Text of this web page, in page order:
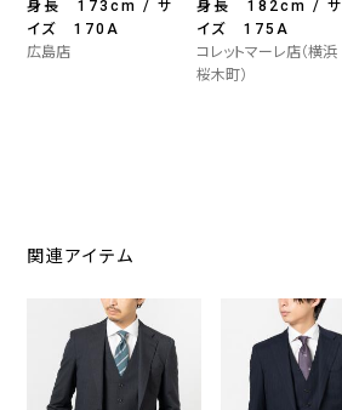
身長 173cm / サ
イズ 170A
広島店
身長 182cm / サ
イズ 175A
コレットマーレ店（横浜
桜木町）
関連アイテム